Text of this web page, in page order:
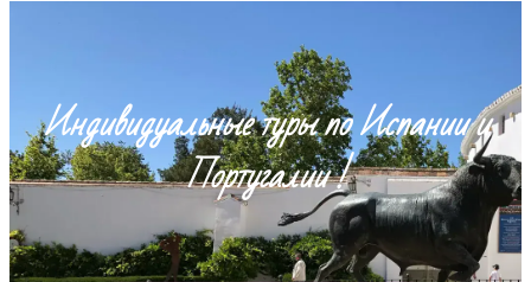
Индивидуальные туры по Испании и
Португалии !